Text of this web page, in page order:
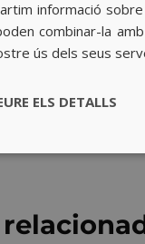
informació
combinar-la
ús dels seus
ELS DETALLS